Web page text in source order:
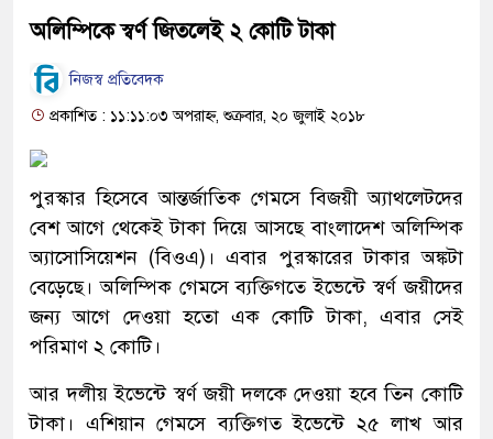
অলিম্পিকে স্বর্ণ জিতলেই ২ কোটি টাকা
নিজস্ব প্রতিবেদক
প্রকাশিত : ১১:১১:০৩ অপরাহ্ন, শুক্রবার, ২০ জুলাই ২০১৮
পুরস্কার হিসেবে আন্তর্জাতিক গেমসে বিজয়ী অ্যাথলেটদের
বেশ আগে থেকেই টাকা দিয়ে আসছে বাংলাদেশ অলিম্পিক
অ্যাসোসিয়েশন (বিওএ)। এবার পুরস্কারের টাকার অঙ্কটা
বেড়েছে। অলিম্পিক গেমসে ব্যক্তিগতে ইভেন্টে স্বর্ণ জয়ীদের
জন্য আগে দেওয়া হতো এক কোটি টাকা, এবার সেই
পরিমাণ ২ কোটি।
আর দলীয় ইভেন্টে স্বর্ণ জয়ী দলকে দেওয়া হবে তিন কোটি
টাকা। এশিয়ান গেমসে ব্যক্তিগত ইভেন্টে ২৫ লাখ আর